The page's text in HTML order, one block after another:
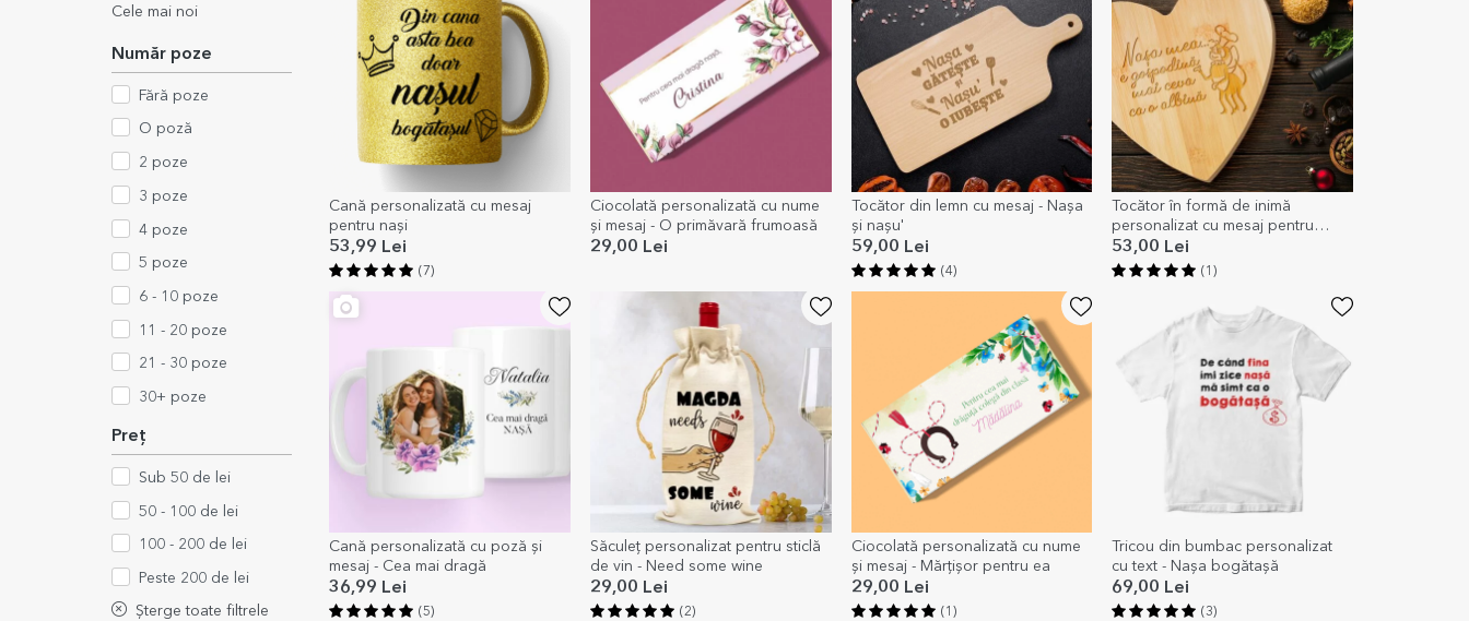
Cele mai noi
Număr poze
Fără poze
O poză
2 poze
3 poze
4 poze
5 poze
6 - 10 poze
11 - 20 poze
21 - 30 poze
30+ poze
Preț
Sub 50 de lei
50 - 100 de lei
100 - 200 de lei
Peste 200 de lei
Șterge toate filtrele
Cană personalizată cu mesaj
pentru nași
53,99 Lei
(7)
Ciocolată personalizată cu nume
și mesaj - O primăvară frumoasă
29,00 Lei
Tocător din lemn cu mesaj - Nașa
și nașu'
59,00 Lei
(4)
Tocător în formă de inimă
personalizat cu mesaj pentru
Nașă
53,00 Lei
(1)
Cană personalizată cu poză și
mesaj - Cea mai dragă
36,99 Lei
(5)
Săculeț personalizat pentru sticlă
de vin - Need some wine
29,00 Lei
(2)
Ciocolată personalizată cu nume
și mesaj - Mărțișor pentru ea
29,00 Lei
(1)
Tricou din bumbac personalizat
cu text - Nașa bogătașă
69,00 Lei
(3)